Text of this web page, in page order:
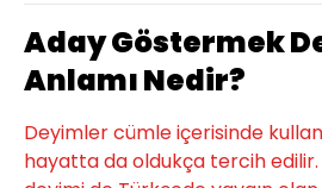
Aday Göstermek
Anlamı Nedir?
Deyimler cümle içerisinde
hayatta da oldukça tercih